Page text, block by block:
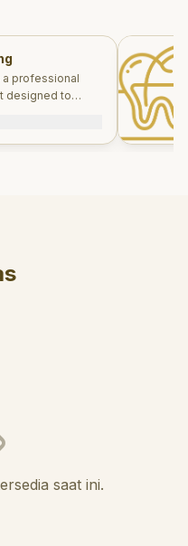
a professional
designed to
saat ini.